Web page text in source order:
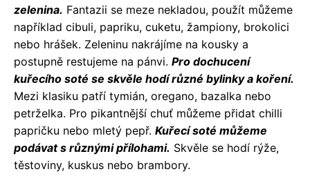
zelenina. Fantazii se meze nekladou, použít můžeme
například cibuli, papriku, cuketu, žampiony, brokolici
nebo hrášek. Zeleninu nakrájíme na kousky a
postupně restujeme na pánvi. Pro dochucení
kuřecího soté se skvěle hodí různé bylinky a koření.
Mezi klasiku patří tymián, oregano, bazalka nebo
petrželka. Pro pikantnější chuť můžeme přidat chilli
papričku nebo mletý pepř. Kuřecí soté můžeme
podávat s různými přílohami. Skvěle se hodí rýže,
těstoviny, kuskus nebo brambory.